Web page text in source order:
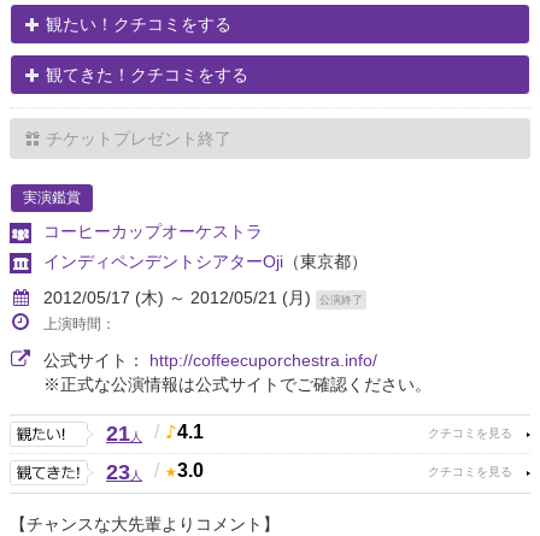
観たい！クチコミをする
観てきた！クチコミをする
チケットプレゼント終了
実演鑑賞
コーヒーカップオーケストラ
インディペンデントシアターOji （東京都）
2012/05/17 (木) ～ 2012/05/21 (月)
公演終了
上演時間：
公式サイト： http://coffeecuporchestra.info/
※正式な公演情報は公式サイトでご確認ください。
21人 / 4.1
23人 / 3.0
【チャンスな大先輩よりコメント】